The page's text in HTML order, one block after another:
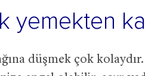
yemekten
düşmek çok